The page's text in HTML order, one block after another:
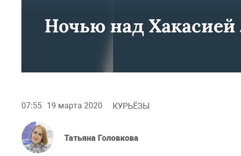
Ночью над Хакасией
07:55 19 марта 2020 КУРЬЁЗЫ
Татьяна Головкова